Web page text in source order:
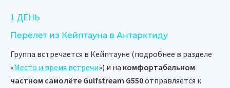
отправиться, — это неповторимая природа Антарктиды.
Вас ждутвстречи с императорскими пингвинами и
пингвинами Адели,бескрайние панорамы горных
вершин, возвышающихся над ледниковым куполом,
1 ДЕНЬ
Перелет из Кейптауна в Антарктиду
Группа встречается в Кейптауне (подробнее в разделе
«Место и время встречи») и на комфортабельном
частном самолёте Gulfstream G550отправляется к